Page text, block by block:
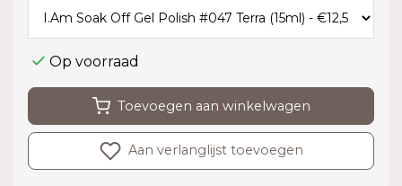
Op voorraad
Toevoegen aan winkelwagen
Aan verlanglijst toevoegen